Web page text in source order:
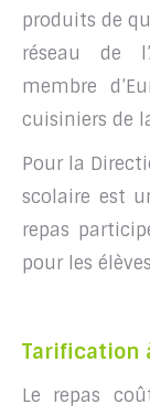
produits de
réseau de
membre
cuisiniers de
Pour la
scolaire est
repas
pour les
Tarification
Le repas